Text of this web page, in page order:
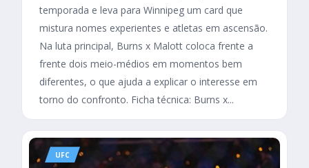
temporada e leva para Winnipeg um card que
mistura nomes experientes e atletas em ascensão.
Na luta principal, Burns x Malott coloca frente a
frente dois meio-médios em momentos bem
diferentes, o que ajuda a explicar o interesse em
torno do confronto. Ficha técnica: Burns x...
UFC